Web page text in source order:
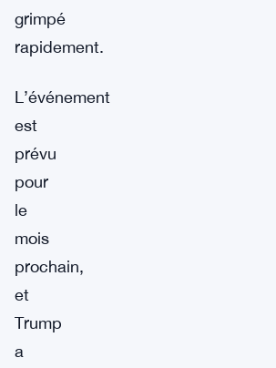
grimpé
rapidement.
L’événement
est
prévu
pour
le
mois
prochain,
et
Trump
a